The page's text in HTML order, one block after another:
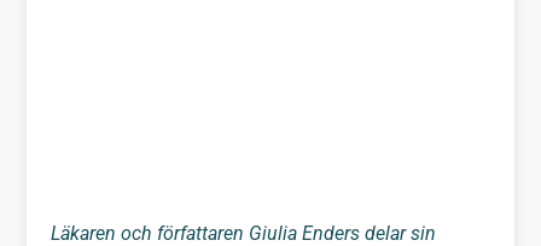
Läkaren och författaren Giulia Enders delar sin